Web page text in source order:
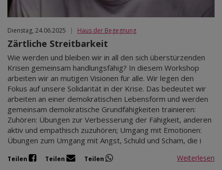
Dienstag, 24.06.2025 | Haus der Begegnung
Zärtliche Streitbarkeit
Wie werden und bleiben wir in all den sich überstürzenden
Krisen gemeinsam handlungsfähig? In diesem Workshop
arbeiten wir an mutigen Visionen für alle. Wir legen den
Fokus auf unsere Solidarität in der Krise. Das bedeutet wir
arbeiten an einer demokratischen Lebensform und werden
gemeinsam demokratische Grundfähigkeiten trainieren:
Zuhören: Übungen zur Verbesserung der Fähigkeit, anderen
aktiv und empathisch zuzuhören; Umgang mit Emotionen:
Übungen zum Umgang mit Angst, Schuld und Scham, die i
Teilen Teilen Teilen Weiterlesen